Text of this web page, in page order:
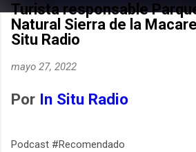
Turista responsable
Natural Sierra de la
Situ Radio
mayo 27, 2022
Por In Situ Radio
Podcast #Recomendado